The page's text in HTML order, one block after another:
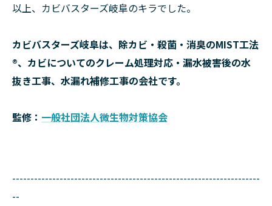
以上、カビバスターズ岐阜のキラでした。
カビバスターズ岐阜は、除カビ・殺菌・消臭のMIST工法
®、カビについてのクレーム処理対応・漏水被害後の水
抜き工事、水漏れ補修工事の会社です。
監修： 一般社団法人微生物対策協会
--------------------------------------------------------------------
--